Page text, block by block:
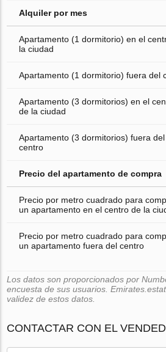
Alquiler por mes
Apartamento (1 dormitorio) en el
la ciudad
Apartamento (1 dormitorio) fuera del
Apartamento (3 dormitorios) en el
de la ciudad
Apartamento (3 dormitorios) fuera del
centro
Precio del apartamento de compra
Precio por metro cuadrado para
un apartamento en el centro de la
Precio por metro cuadrado para
un apartamento fuera del centro
Los datos son proporcionados por
encuesta de sus usuarios.
validez de estos datos.
CONTACTAR CON EL